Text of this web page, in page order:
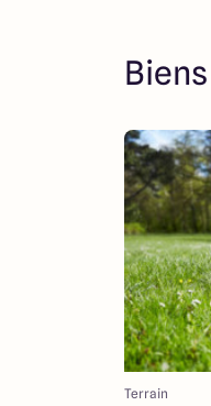
Terrain